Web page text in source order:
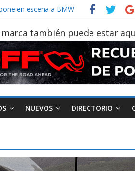
a la hora de decidir
varios días sin usar?
7 provincias en 8 días
las rutas de La Vuelta
también puede estar
NUEVOS DIRECTORIO